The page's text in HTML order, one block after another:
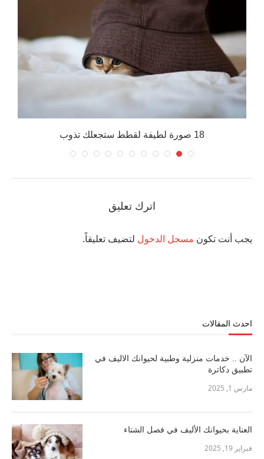
18 صورة لطيفة لقطط ستجعلك تذوب
اترك تعليق
يجب أنت تكون مسجل الدخول لتضيف تعليقاً.
احدث المقالات
الآن .. خدمات منزلية وطبية لحيوانك الاليف في
تطبيق دكاترة
مارس 1, 2025
العناية بحيوانك الأليف في فصل الشتاء
فبراير 19, 2025